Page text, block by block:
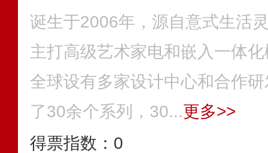
诞生于2006年，源自意式生活
主打高级艺术家电和嵌入一体
全球设有多家设计中心和合作
了30余个系列，30...更多>>
得票指数： 0